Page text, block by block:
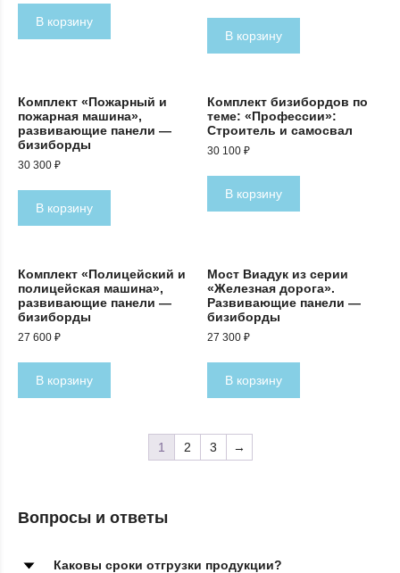
В корзину
В корзину
Комплект «Пожарный и
пожарная машина»,
развивающие панели —
бизиборды
30 300 ₽
В корзину
Комплект бизибордов по
теме: «Профессии»:
Строитель и самосвал
30 100₽
В корзину
Комплект «Полицейский и
полицейская машина»,
развивающие панели —
бизиборды
27 600 ₽
В корзину
Мост Виадук из серии
«Железная дорога».
Развивающие панели —
бизиборды
27 300₽
В корзину
1 2 3 →
Вопросы и ответы
Каковы сроки отгрузки продукции?